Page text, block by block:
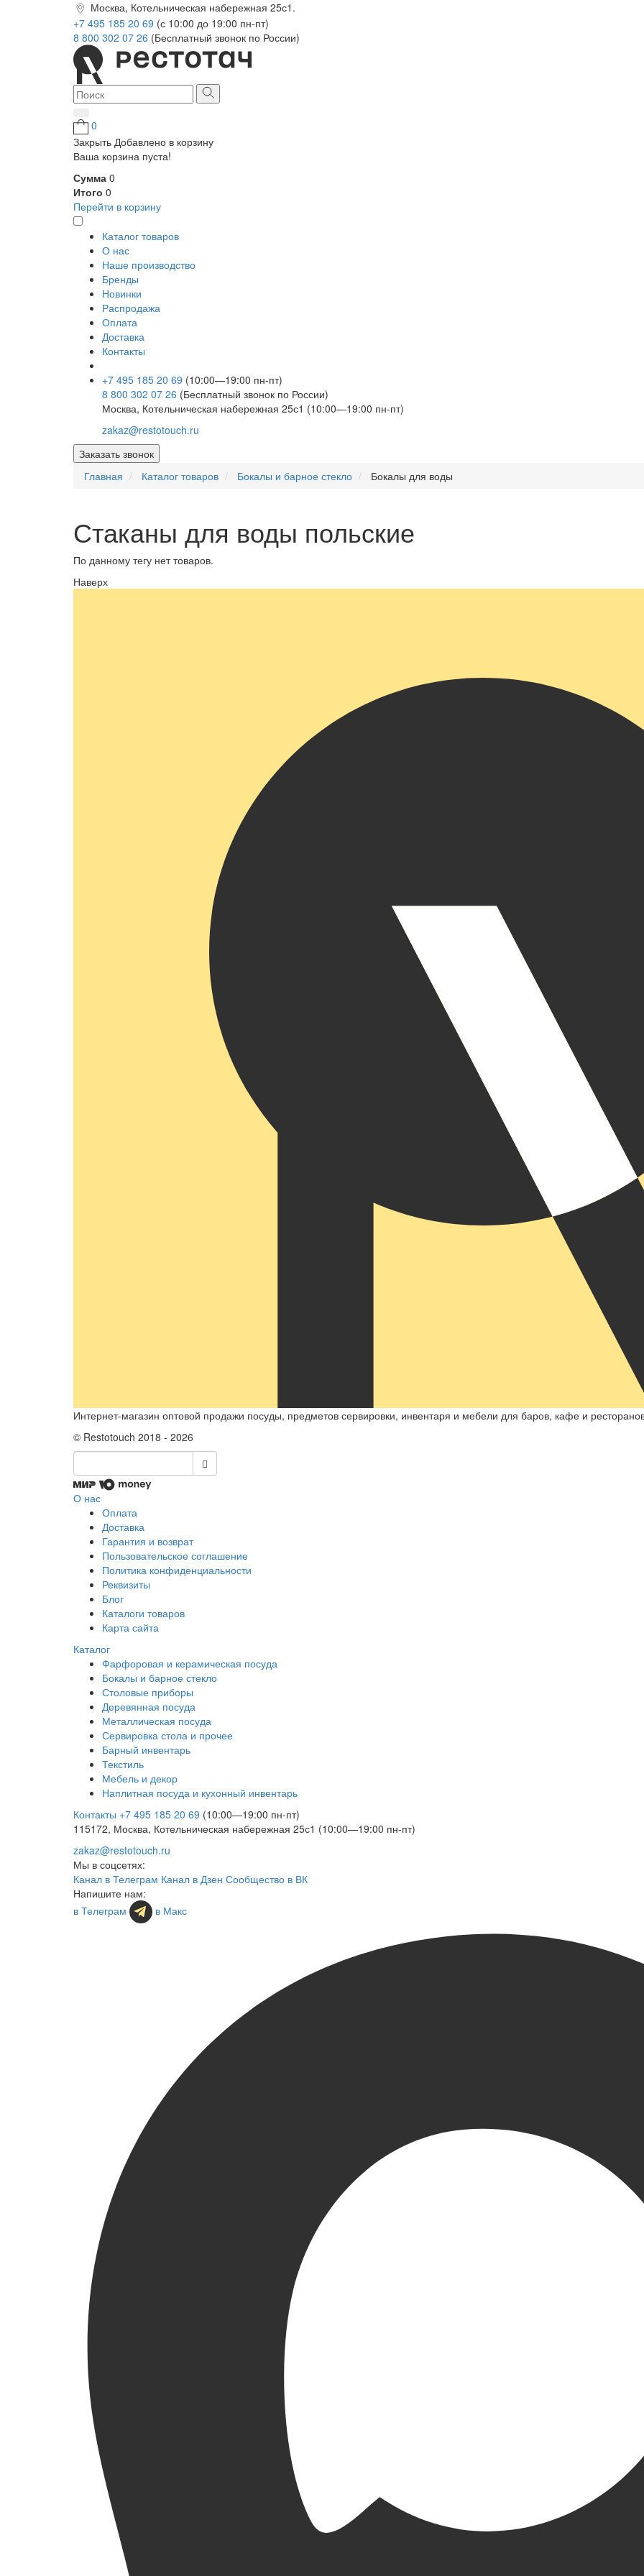
Москва, Котельническая набережная 25с1.
+7 495 185 20 69 (с 10:00 до 19:00 пн-пт)
8 800 302 07 26 (Бесплатный звонок по России)
0
Закрыть Добавлено в корзину
Ваша корзина пуста!
Сумма 0
Итого 0
Перейти в корзину
Каталог товаров
О нас
Наше производство
Бренды
Новинки
Распродажа
Оплата
Доставка
Контакты
+7 495 185 20 69 (10:00—19:00 пн-пт)
8 800 302 07 26 (Бесплатный звонок по России)
Москва, Котельническая набережная 25с1 (10:00—19:00 пн-пт)
zakaz@restotouch.ru
Заказать звонок
Главная
Каталог товаров Бокалы и барное стекло Бокалы для воды
Стаканы для воды польские
По данному тегу нет товаров.
Наверх
Интернет-магазин оптовой продажи посуды, предметов сервировки, инвентаря и мебели для баров, кафе и
© Restotouch 2018 - 2026
О нас
Оплата
Доставка
Гарантия и возврат
Пользовательское соглашение
Политика конфиденциальности
Реквизиты
Блог
Каталоги товаров
Карта сайта
Каталог
Фарфоровая и керамическая посуда
Бокалы и барное стекло
Столовые приборы
Деревянная посуда
Металлическая посуда
Сервировка стола и прочее
Барный инвентарь
Текстиль
Мебель и декор
Наплитная посуда и кухонный инвентарь
Контакты +7 495 185 20 69 (10:00—19:00 пн-пт)
115172, Москва, Котельническая набережная 25с1 (10:00—19:00 пн-пт)
zakaz@restotouch.ru
Мы в соцсетях:
Канал в Телеграм Канал в Дзен Сообщество в ВК
Напишите нам:
в Телеграм
в Макс